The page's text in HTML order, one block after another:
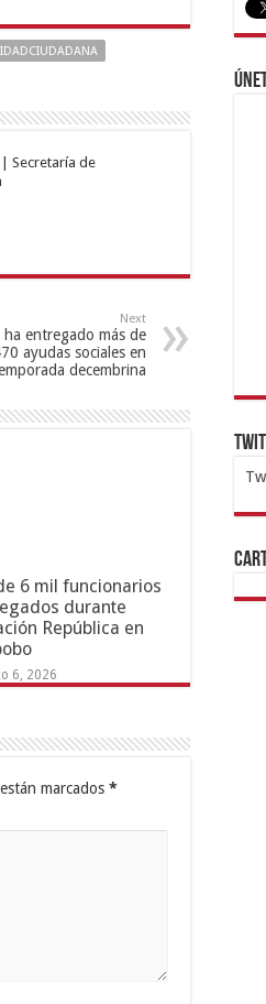
Secretaría de
Next
ha entregado más de
ayudas sociales en
decembrina
6 mil funcionarios
durante
República en
6, 2026
marcados *